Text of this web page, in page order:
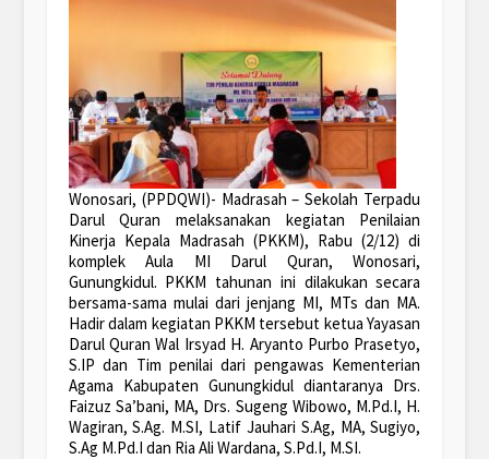
Wonosari, (PPDQWI)- Madrasah – Sekolah Terpadu
Darul Quran melaksanakan kegiatan Penilaian
Kinerja Kepala Madrasah (PKKM), Rabu (2/12) di
komplek Aula MI Darul Quran, Wonosari,
Gunungkidul. PKKM tahunan ini dilakukan secara
bersama-sama mulai dari jenjang MI, MTs dan MA.
Hadir dalam kegiatan PKKM tersebut ketua Yayasan
Darul Quran Wal Irsyad H. Aryanto Purbo Prasetyo,
S.IP dan Tim penilai dari pengawas Kementerian
Agama Kabupaten Gunungkidul diantaranya Drs.
Faizuz Sa’bani, MA, Drs. Sugeng Wibowo, M.Pd.I, H.
Wagiran, S.Ag. M.SI, Latif Jauhari S.Ag, MA, Sugiyo,
S.Ag M.Pd.I dan Ria Ali Wardana, S.Pd.I, M.SI.